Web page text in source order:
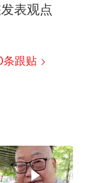
表观点
条跟贴